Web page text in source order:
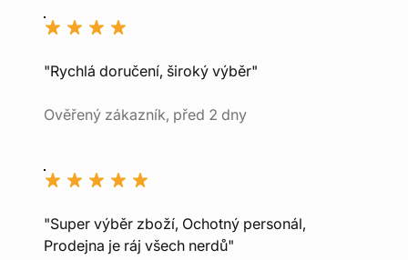
"Rychlá doručení, široký výběr"
Ověřený zákazník, před 2 dny
"Super výběr zboží, Ochotný personál,
Prodejna je ráj všech nerdů"